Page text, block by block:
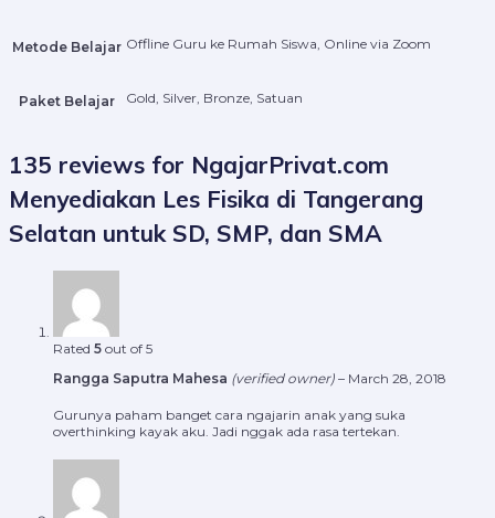
Metode Belajar Offline Guru ke Rumah Siswa, Online via Zoom
Paket Belajar Gold, Silver, Bronze, Satuan
135 reviews for NgajarPrivat.com
Menyediakan Les Fisika di Tangerang
Selatan untuk SD, SMP, dan SMA
Rated 5 out of 5
Rangga Saputra Mahesa (verified owner) – March 28, 2018
Gurunya paham banget cara ngajarin anak yang suka
overthinking kayak aku. Jadi nggak ada rasa tertekan.